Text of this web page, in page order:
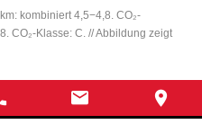
kombiniert 4,5−4,8. CO₂-
CO₂-Klasse: C. // Abbildung zeigt